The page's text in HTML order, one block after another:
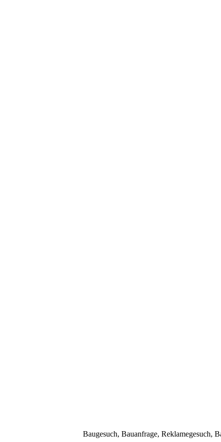
Baugesuch, Bauanfrage, Reklamegesuch,